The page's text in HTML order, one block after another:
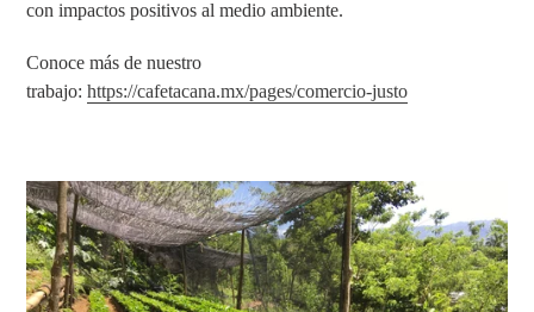
con impactos positivos al medio ambiente.
Conoce más de nuestro
trabajo: https://cafetacana.mx/pages/comercio-justo